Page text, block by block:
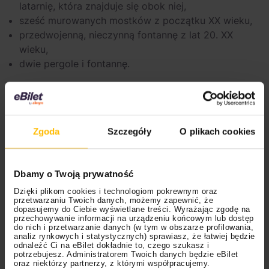
Zgoda Szczegóły O plikach cookies
Dbamy o Twoją prywatność
Dzięki plikom cookies i technologiom pokrewnym oraz
przetwarzaniu Twoich danych, możemy zapewnić, że
dopasujemy do Ciebie wyświetlane treści. Wyrażając zgodę na
przechowywanie informacji na urządzeniu końcowym lub dostęp
do nich i przetwarzanie danych (w tym w obszarze profilowania,
analiz rynkowych i statystycznych) sprawiasz, że łatwiej będzie
odnaleźć Ci na eBilet dokładnie to, czego szukasz i
potrzebujesz. Administratorem Twoich danych będzie eBilet
oraz niektórzy partnerzy, z którymi współpracujemy.
latarnię, która znajduje się obok niej,
sześć murowanych mostków z początku XX wieku,
przedwojenną, nieczynną fontannę z lat 20. XX
wieku,
dwie pergole i fontannę.
“Młode WIlki VI” zespołu Verba.
Nowy Dom Strzelecki w Pile
Znajdziesz go w Parku Miejskim. Był siedzibą Bractwa
muru pruskiego i ozdobiony wieżą budynek był pod
koniec XX wieku siedzibą Muzeum Okręgowego w
Pile, a później przez wiele lat niszczał.Na początku
XXI wieku został wyremontowany przez prywatnego
inwestora, który stworzył w nim pensjonat. Możesz w
nim przenocować.